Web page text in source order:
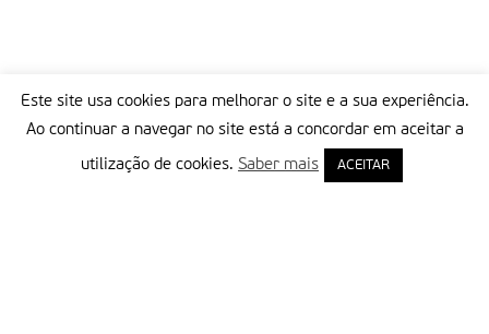
Este site usa cookies para melhorar o site e a sua experiência.
Ao continuar a navegar no site está a concordar em aceitar a
utilização de cookies. Saber mais ACEITAR